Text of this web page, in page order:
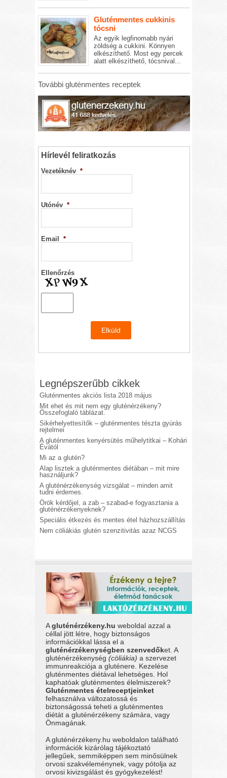
Gluténmentes cukkinis
tócsni
Az egyik legfinomabb nyári
zöldség a cukkini. Könnyen
elkészíthető. Most egy percek
alatt elkészíthető, tócsnival...
További gluténmentes receptek
Hírlevél feliratkozás
Vezetéknév *
Utónév *
Email *
Ellenőrzés
Legnépszerűbb cikkek
Gluténmentes akciós lista 2018 május
Mit ehet és mit nem egy gluténérzékeny?
Összefoglaló táblázat.
Sikérhelyettesítők – gluténmentes tészta gyúrás
rejtelmei
A gluténmentes kenyérsütés műhelytitkai – Kohári
Évától
Mi az a glutén?
Alap lisztek a gluténmentes diétában – mit mire
használjunk?
A gluténérzékenység vizsgálat – minden amit
tudni érdemes.
Örök kérdőjel, a zab – szabad-e fogyasztania a
gluténérzékenyeknek?
Speciális étkezés és mentes étel házhozszállítás
Nem cöliákiás glutén szenzitivitás azaz NCGS
Agluténérzékeny.hu weboldal azzal a
céllal jött létre, hogy biztonságos
információkkal lássa el a
gluténérzékenységben szenvedőket. A
gluténérzékenység(cöliákia) a szervezet
immunreakciója a gluténere. Kezelése
gluténmentes diétával lehetséges. Hol
kaphatóak gluténmentes élelmiszerek?
Gluténmentes ételreceptjeinket
felhasználva változatossá és
biztonságossá teheti a gluténmentes
diétát a gluténérzékeny számára, vagy
Önmagának.
A gluténérzékeny.hu weboldalon található
információk kizárólag tájékoztató
jellegűek, semmiképpen sem minősülnek
orvosi szakvéleménynek, vagy pótolja az
orvosi kivizsgálást és gyógykezelést!